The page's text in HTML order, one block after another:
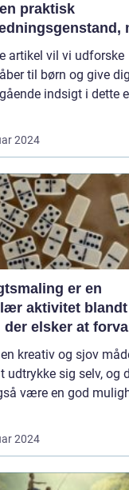
praktisk
kilde til hygge
artikel vil vi udforske
til børn og give
indsigt i dette
2024
er en
aktivitet blandt
der elsker at
deres
kreativ og sjov
udtrykke sig selv, og
være en god
2024